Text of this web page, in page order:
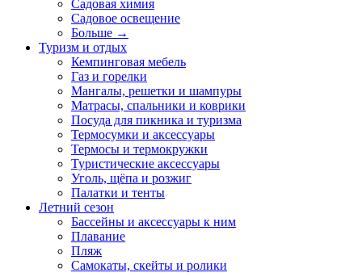
Садовая химия
Садовое освещение
Больше →
Туризм и отдых
Кемпинговая мебель
Газ и горелки
Мангалы, решетки и шампуры
Матрасы, cпальники и коврики
Посуда для пикника и туризма
Термосумки и аксессуары
Термосы и термокружки
Туристические аксессуары
Уголь, щёпа и розжиг
Палатки и тенты
Летний сезон
Бассейны и аксессуары к ним
Плавание
Пляж
Самокаты, скейты и ролики